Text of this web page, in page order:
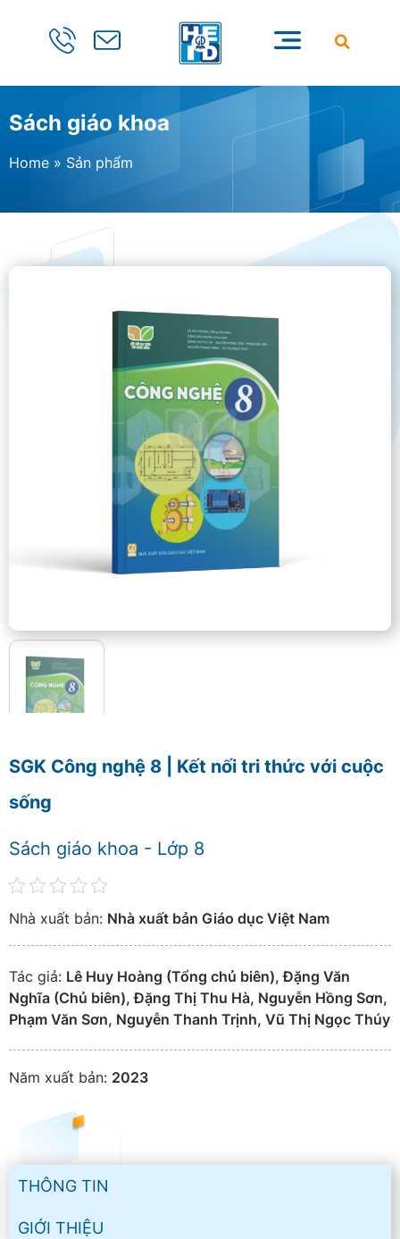
Sách giáo khoa
Home » Sản phẩm
SGK Công nghệ 8 | Kết nối tri thức với cuộc
sống
Sách giáo khoa - Lớp 8
Nhà xuất bản: Nhà xuất bản Giáo dục Việt Nam
Tác giả: Lê Huy Hoàng (Tổng chủ biên), Đặng Văn
Nghĩa (Chủ biên), Đặng Thị Thu Hà, Nguyễn Hồng Sơn,
Phạm Văn Sơn, Nguyễn Thanh Trịnh, Vũ Thị Ngọc Thúy
Năm xuất bản: 2023
THÔNG TIN
GIỚI THIỆU